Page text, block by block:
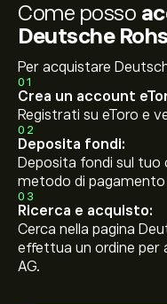
Come posso
Deutsche
Per acquistare
01
Crea un account
Registrati su eToro e
02
Deposita fondi:
Deposita fondi sul tuo
metodo di
03
Ricerca e acquisto:
Cerca nella pagina
effettua un ordine per
AG.